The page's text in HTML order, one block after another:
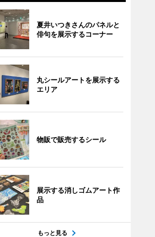
夏井いつきさんのパネルと
俳句を展示するコーナー
丸シールアートを展示する
エリア
物販で販売するシール
展示する消しゴムアート作
品
もっと見る